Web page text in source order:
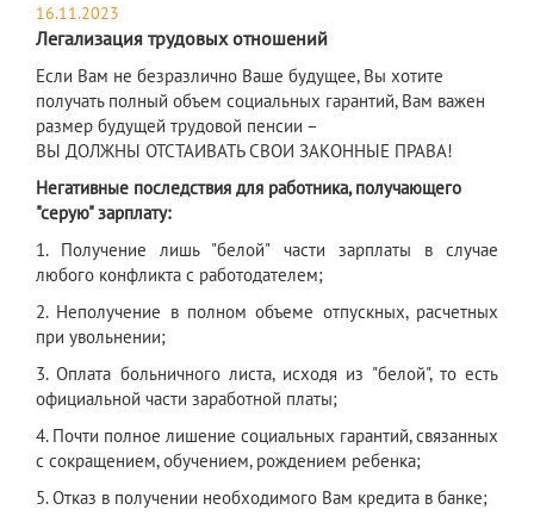
16.11.2023
Легализация трудовых отношений
Если Вам не безразлично Ваше будущее, Вы хотите
получать полный объем социальных гарантий, Вам важен
размер будущей трудовой пенсии –
ВЫ ДОЛЖНЫ ОТСТАИВАТЬ СВОИ ЗАКОННЫЕ ПРАВА!
Негативные последствия для работника, получающего
"серую" зарплату:
1. Получение лишь "белой" части зарплаты в случае
любого конфликта с работодателем;
2. Неполучение в полном объеме отпускных, расчетных
при увольнении;
3. Оплата больничного листа, исходя из "белой", то есть
официальной части заработной платы;
4. Почти полное лишение социальных гарантий, связанных
с сокращением, обучением, рождением ребенка;
5. Отказ в получении необходимого Вам кредита в банке;